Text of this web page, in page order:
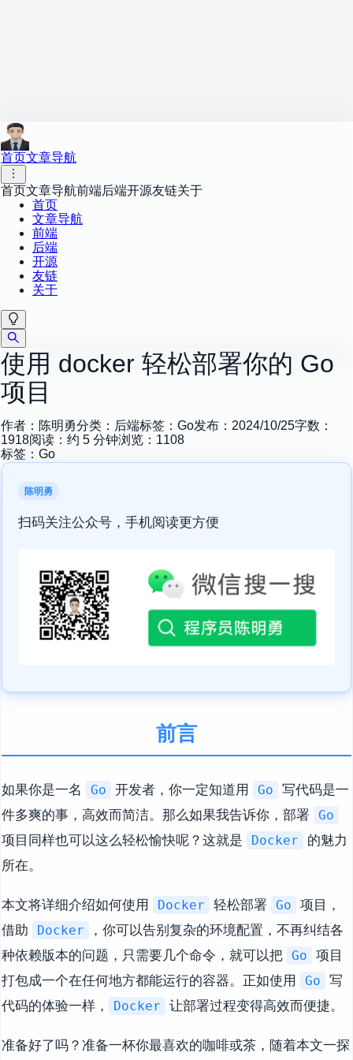
首页文章导航
首页文章导航前端后端开源友链关于
首页
文章导航
前端
后端
开源
友链
关于
使用 docker 轻松部署你的 Go
项目
作者： 陈明勇分类： 后端标签： Go发布： 2024/10/25字数：
1918阅读：约 5 分钟浏览： 1108
标签： Go
陈明勇
扫码关注公众号，手机阅读更方便
前言
如果你是一名 Go 开发者，你一定知道用 Go
写代码是一
件多爽的事，高效而简洁。那么如果我告诉你，部署
Go
项目同样也可以这么轻松愉快呢？这就是 Docker
的魅力
所在。
本文将详细介绍如何使用 Docker 轻松部署 Go
项目，
借助
Docker
，你可以告别复杂的环境配置，不再纠结各
种依赖版本的问题，只需要几个命令，就可以把 Go
项目
打包成一个在任何地方都能运行的容器。正如使用
Go
写
代码的体验一样，
Docker 让部署过程变得高效而便捷。
准备好了吗？准备一杯你最喜欢的咖啡或茶，随着本文一探